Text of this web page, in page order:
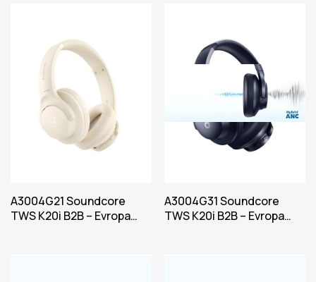
A3004G21 Soundcore
TWS K20i B2B – Evropa
A3004G31 Soundcore
TWS K20i B2B – Evropa